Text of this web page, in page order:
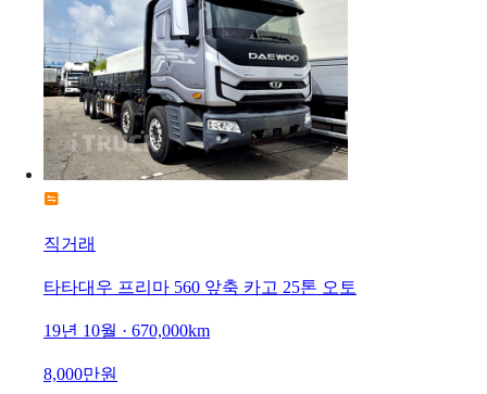
직거래
타타대우 프리마 560 앞축 카고 25톤 오토
19년 10월 · 670,000km
8,000만원